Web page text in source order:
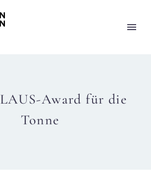
Award für die
Tonne